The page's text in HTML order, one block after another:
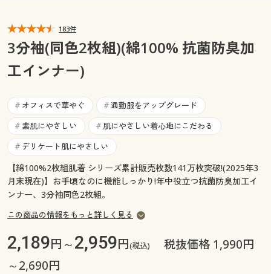
マイページ
閲覧履歴
お気に入り
サポート
ご利用ガイド
よくある質問とお問い合わせ
閲覧履歴
お気に入り
サポート
ご利用ガイド
よくある質問とお問い合わせ
183件
3分袖(同色2枚組)(綿100% 抗菌防臭加
工インナー)
# オフィスで華やぐ # 通勤服をアップグレード
# 素肌にやさしい # 肌にやさしい着心地にこだわる
# デリケート肌にやさしい
【綿100%2枚組肌着 シリーズ累計販売枚数141万枚突破!(2025年3
月末現在)】お手頃なのに機能しっかり!年中役立つ抗菌防臭加工イ
ンナー、3分袖同色2枚組。
この商品の情報をもっと詳しく見る
2,189円～2,959円(税込)
税抜価格 1,990円
～2,690円